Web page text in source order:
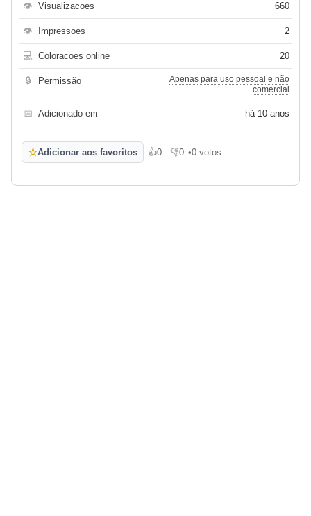
👁 Visualizacoes 660
👁 Impressoes 2
💻 Coloracoes online 20
🔒 Permissão
Apenas para uso pessoal e não
comercial
📅 Adicionado em há 10 anos
☆Adicionar aos favoritos 👍0
Gosto 👎0
Não gosto
•0 votos